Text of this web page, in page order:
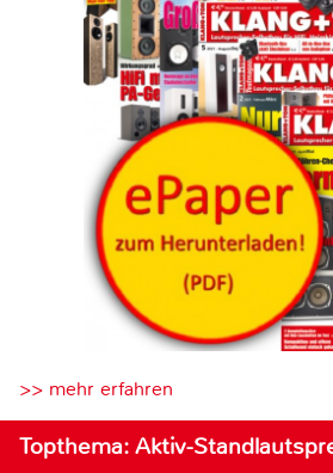
>> mehr erfahren
Topthema: Aktiv-